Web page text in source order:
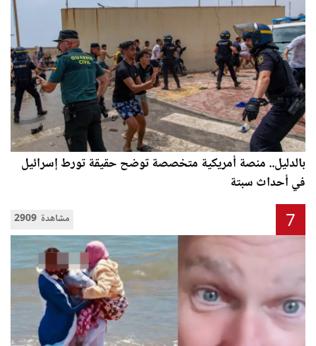
بالدليل.. منصة أمريكية متخصصة توضح حقيقة تورط إسرائيل
في أحداث سبتة
2909 مشاهدة 7